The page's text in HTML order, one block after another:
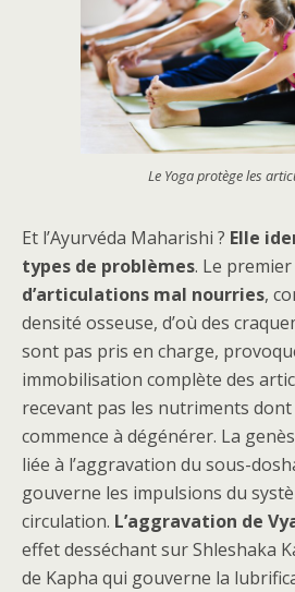
Le Yoga protège les
Et l’Ayurvéda Maharishi ? Elle
types de problèmes. Le
d’articulations mal nourries,
densité osseuse, d’où des
sont pas pris en charge,
immobilisation complète des
recevant pas les nutriments dont
commence à dégénérer. La
liée à l’aggravation du sous-
gouverne les impulsions du
circulation. L’aggravation de
effet desséchant sur Shleshaka
de Kapha qui gouverne la